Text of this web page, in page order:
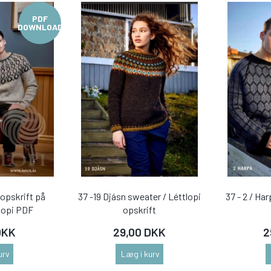
PDF
DOWNLOAD
på
PDF
37 -19 Djásn sweater / Léttlopi
opskrift
29,00 DKK
Læg i kurv
37 - 2 /